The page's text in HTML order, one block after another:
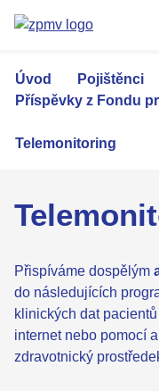
obsahu
Úvod
Pojištěnci
Příspěvky z Fondu
Telemonitoring
Přispíváme dospělým
do následujících
klinických dat
internet nebo pomocí
zdravotnický